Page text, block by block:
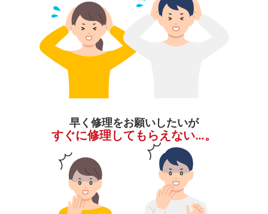
早く修理をお願いしたいが
すぐに修理してもらえない…。